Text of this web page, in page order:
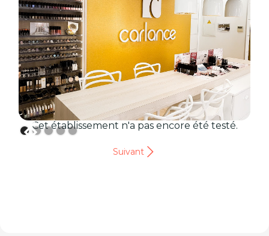
Cet établissement n'a pas encore été testé.
Suivant